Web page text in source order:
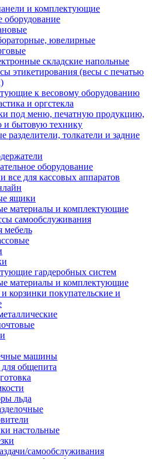
и комплектующие
оборудование
ювелирные
складские напольные
этикетирования (весы с печатью
к весовому оборудованию
и оргстекла
под меню, печатную продукцию,
и бытовую технику
разделители, толкатели и задние
оборудование
все для кассовых аппаратов
ящики
материалы и комплектующие
самообслуживания
мебель
гардеробных систем
материалы и комплектующие
корзинки покупательские и
машины
общепита
льда
настольные
самообслуживания